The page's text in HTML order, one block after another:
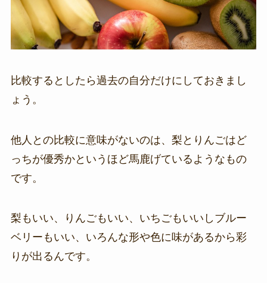
比較するとしたら過去の自分だけにしておきまし
ょう。
他人との比較に意味がないのは、梨とりんごはど
っちが優秀かというほど馬鹿げているようなもの
です。
梨もいい、りんごもいい、いちごもいいしブルー
ベリーもいい、いろんな形や色に味があるから彩
りが出るんです。